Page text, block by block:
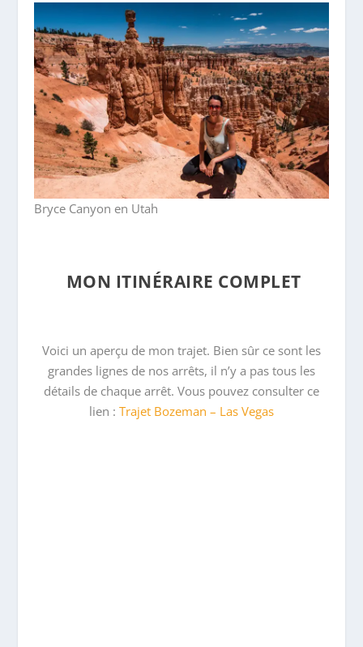
Bryce Canyon en Utah
MON ITINÉRAIRE COMPLET
Voici un aperçu de mon trajet. Bien sûr ce sont les
grandes lignes de nos arrêts, il n’y a pas tous les
détails de chaque arrêt. Vous pouvez consulter ce
lien : Trajet Bozeman – Las Vegas